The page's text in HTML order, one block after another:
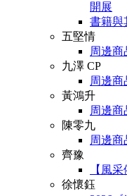
開展
書籍與
五堅情
周邊商
九澤 CP
周邊商
黃鴻升
周邊商
陳零九
周邊商
齊豫
【風
徐懷鈺